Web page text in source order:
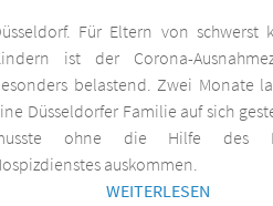
Für Eltern von schwerst
ist der Corona-
belastend. Zwei Monate
Düsseldorfer Familie auf sich
ohne die Hilfe des
auskommen.
WEITERLESEN